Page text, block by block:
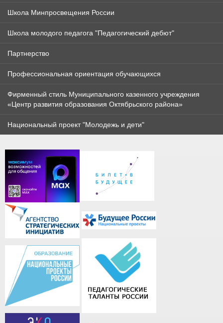
Школа Минпросвещения России
Школа молодого педагога "Педагогический дебют"
Партнерство
Профессиональная ориентация обучающихся
Фирменный стиль Муниципального казенного учреждения
«Центр развития образования Октябрьского района»
Национальный проект "Молодежь и дети"